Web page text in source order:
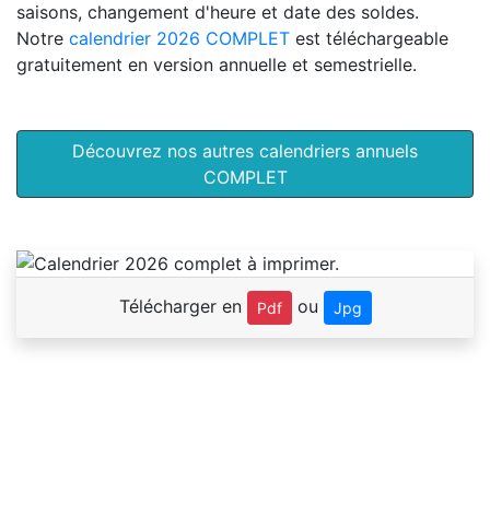
saisons, changement d'heure et date des soldes.
Notre calendrier 2026 COMPLET est téléchargeable
gratuitement en version annuelle et semestrielle.
Découvrez nos autres calendriers annuels
COMPLET
Télécharger en Pdf ou Jpg